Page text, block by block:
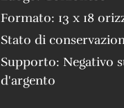
Formato: 13 x 18
Stato di
Supporto: Negativo
d'argento